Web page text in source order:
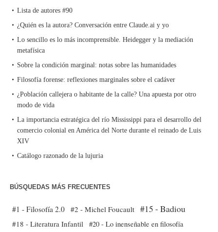
Lista de autores #90
¿Quién es la autora? Conversación entre Claude.ai y yo
Lo sencillo es lo más incomprensible. Heidegger y la mediación
metafísica
Sobre la condición marginal: notas sobre las humanidades
Filosofía forense: reflexiones marginales sobre el cadáver
¿Población callejera o habitante de la calle? Una apuesta por otro
modo de vida
La importancia estratégica del río Mississippi para el desarrollo del
comercio colonial en América del Norte durante el reinado de Luis
XIV
Catálogo razonado de la lujuria
BÚSQUEDAS MÁS FRECUENTES
#1 - Filosofía 2.0 #2 - Michel Foucault #15 - Badiou
#18 - Literatura Infantil #20 - Lo inenseñable en filosofía